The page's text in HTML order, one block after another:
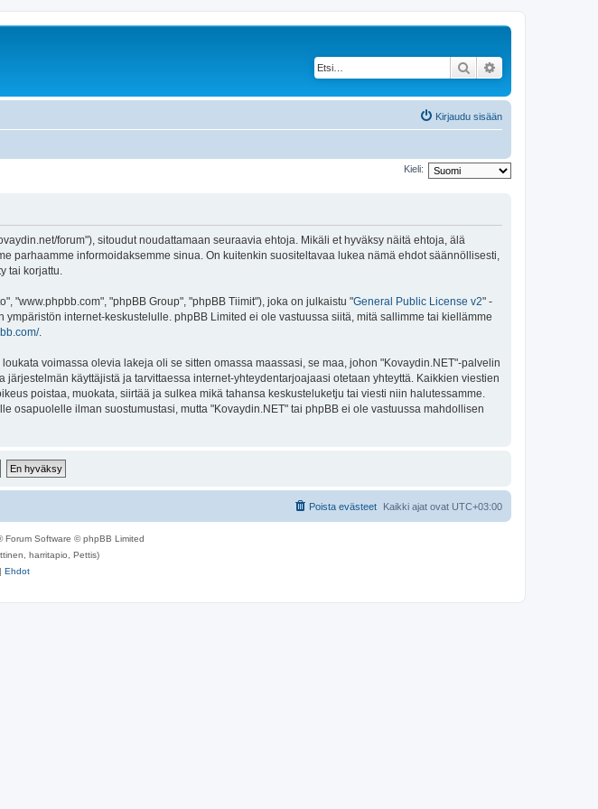
Etsi
Kirjaudu sisään
Kieli:
forum"), sitoudut noudattamaan seuraavia ehtoja. Mikäli et hyväksy näitä ehtoja, älä
parhaamme informoidaksemme sinua. On kuitenkin suositeltavaa lukea nämä ehdot säännöllisesti,
tai korjattu.
"www.phpbb.com", "phpBB Group", "phpBB Tiimit"), joka on julkaistu "General Public License v2" -
ympäristön internet-keskustelulle. phpBB Limited ei ole vastuussa siitä, mitä sallimme tai kiellämme
.
voimassa olevia lakeja oli se sitten omassa maassasi, se maa, johon "Kovaydin.NET"-palvelin
käyttäjistä ja tarvittaessa internet-yhteydentarjoajaasi otetaan yhteyttä. Kaikkien viestien
poistaa, muokata, siirtää ja sulkea mikä tahansa keskusteluketju tai viesti niin halutessamme.
osapuolelle ilman suostumustasi, mutta "Kovaydin.NET" tai phpBB ei ole vastuussa mahdollisen
Kaikki ajat ovat UTC+03:00
Poista evästeet
Forum Software © phpBB Limited
harritapio, Pettis)
| Ehdot